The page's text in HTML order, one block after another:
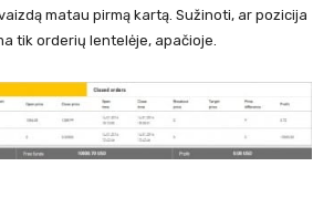
matau pirmą kartą. Sužinoti, ar pozicija
tik orderių lentelėje, apačioje.